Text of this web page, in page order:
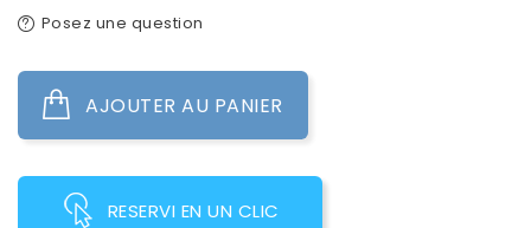
Posez une question
AJOUTER AU PANIER
RESERVI EN UN CLIC